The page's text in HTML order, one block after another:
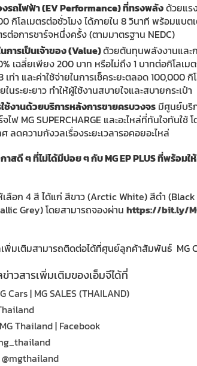
รถไฟฟ้า (EV Performance)ที่ทรงพลังด้วยแร
กิโลเมตรต่อชั่วโมง ได้ภายใน 8 วินาที พร้อมแบ
ต่อการชาร์จหนึ่งครั้ง (ตามมาตรฐาน NEDC)
การเป็นเจ้าของ (Value)ด้วยต้นทุนพลังงานและ
เฉลี่ยเพียง 200 บาท หรือไม่ถึง 1 บาทต่อกิโลเ
ท่า และค่าใช้จ่ายในการเช็คระยะตลอด 100,000
ในระยะยาว ทำให้ผู้ใช้งานสบายใจและสบายกระเป๋า
ช้งานด้วยบริการหลังการขายครบวงจร มีศูนย์บริ
ไฟ MG SUPERCHARGE และอะไหล่ที่ทันใจทันใ
ลดความกังวลเรื่องระยะเวลารอคอยอะไหล่
าสดี ๆ ที่ไม่ได้มีบ่อย ๆ กับMG EP PLUSที่พร้อมใ
ลือก 4 สี ได้แก่ สีขาว (Arctic White) สีดำ
Grey) โดยสามารถจองผ่าน https://bit.ly/
มเติมสามารถติดต่อได้ที่ศูนย์ลูกค้าสัมพันธ์ MG
วสารเพิ่มเติมของเอ็มจีได้ที่
Cars | MG SALES (THAILAND)
MG Thailand | Facebook
@mgthailand